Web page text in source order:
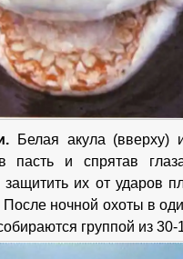
Белая акула (вверху)
пасть и спрятав
их от ударов
После ночной охоты в
группой из 30-